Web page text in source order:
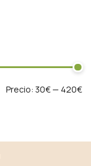
Precio: 30€— 420€